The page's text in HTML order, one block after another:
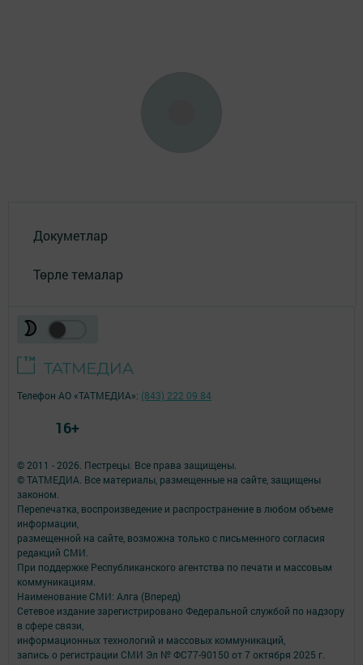
Докуметлар
Төрле темалар
© 2011 - 2026. Пестрецы. Все права защищены.
© ТАТМЕДИА. Все материалы, размещенные на сайте, защищены
законом.
Перепечатка, воспроизведение и распространение в любом объеме
информации,
размещенной на сайте, возможна только с письменного согласия
редакций СМИ.
При поддержке Республиканского агентства по печати и массовым
коммуникациям.
Наименование СМИ: Алга (Вперед)
Сетевое издание зарегистрировано Федеральной службой по надзору
в сфере связи,
информационных технологий и массовых коммуникаций,
запись о регистрации СМИ Эл № ФС77-90150 от 7 октября 2025 г.
Телефон АО «ТАТМЕДИА»: (843) 222 09 84
16+